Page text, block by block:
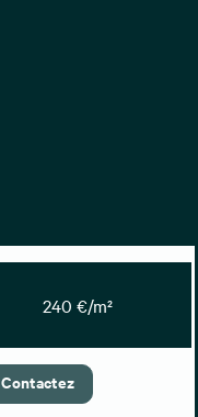
240 €/m²
Contactez